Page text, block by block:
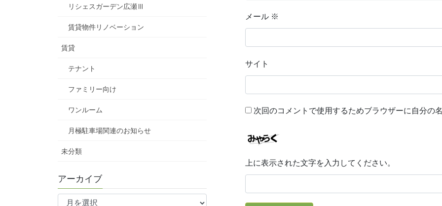
メール ※
サイト
次回のコメントで使用するためブラウザーに自分の
上に表示された文字を入力してください。
リシェスガーデン広瀬Ⅲ
賃貸物件リノベーション
賃貸
テナント
ファミリー向け
ワンルーム
月極駐車場関連のお知らせ
未分類
アーカイブ
ア